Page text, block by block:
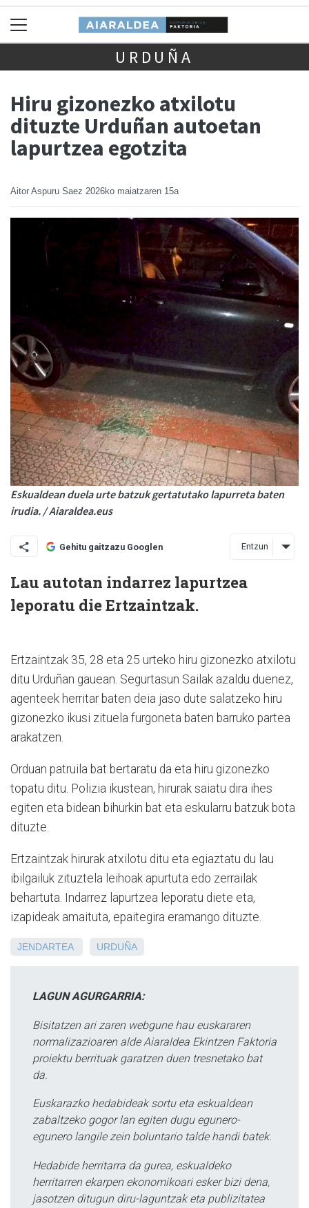
URDUÑA
Hiru gizonezko atxilotu
dituzte Urduñan autoetan
lapurtzea egotzita
Aitor Aspuru Saez 2026ko maiatzaren 15a
Eskualdean duela urte batzuk gertatutako lapurreta baten
irudia. / Aiaraldea.eus
Gehitu gaitzazu Googlen Entzun
Lau autotan indarrez lapurtzea
leporatu die Ertzaintzak.
Ertzaintzak 35, 28 eta 25 urteko hiru gizonezko atxilotu
ditu Urduñan gauean. Segurtasun Sailak azaldu duenez,
agenteek herritar baten deia jaso dute salatzeko hiru
gizonezko ikusi zituela furgoneta baten barruko partea
arakatzen.
Orduan patruila bat bertaratu da eta hiru gizonezko
topatu ditu. Polizia ikustean, hirurak saiatu dira ihes
egiten eta bidean bihurkin bat eta eskularru batzuk bota
dituzte.
Ertzaintzak hirurak atxilotu ditu eta egiaztatu du lau
ibilgailuk zituztela leihoak apurtuta edo zerrailak
behartuta. Indarrez lapurtzea leporatu diete eta,
izapideak amaituta, epaitegira eramango dituzte.
JENDARTEA URDUÑA
LAGUN AGURGARRIA:
Bisitatzen ari zaren webgune hau euskararen
normalizazioaren alde Aiaraldea Ekintzen Faktoria
proiektu berrituak garatzen duen tresnetako bat
da.
Euskarazko hedabideak sortu eta eskualdean
zabaltzeko gogor lan egiten dugu egunero-
egunero langile zein boluntario talde handi batek.
Hedabide herritarra da gurea, eskualdeko
herritarren ekarpen ekonomikoari esker bizi dena,
jasotzen ditugun diru-laguntzak eta publizitatea